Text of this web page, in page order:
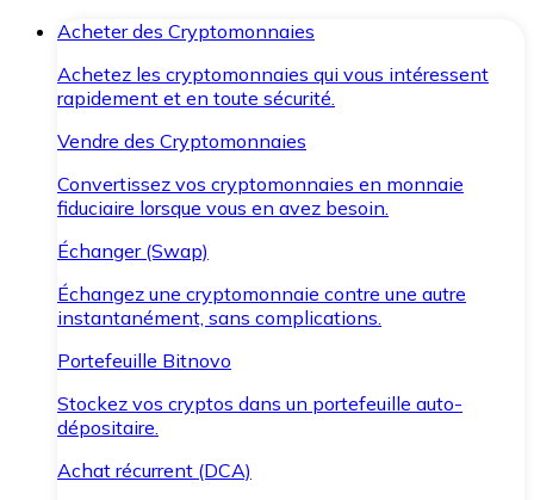
Acheter des Cryptomonnaies
Achetez les cryptomonnaies qui vous intéressent
rapidement et en toute sécurité.
Vendre des Cryptomonnaies
Convertissez vos cryptomonnaies en monnaie
fiduciaire lorsque vous en avez besoin.
Échanger (Swap)
Échangez une cryptomonnaie contre une autre
instantanément, sans complications.
Portefeuille Bitnovo
Stockez vos cryptos dans un portefeuille auto-
dépositaire.
Achat récurrent (DCA)